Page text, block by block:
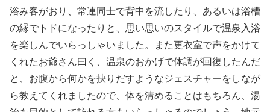
浴み客がおり、常連同士で背中を流したり、あるいは浴槽
の縁でトドになったりと、思い思いのスタイルで温泉入浴
を楽しんでいらっしゃいました。また更衣室で声をかけて
くれたお爺さん曰く、温泉のおかげで体調が回復したんだ
と、お腹から何かを抉りだすようなジェスチャーをしなが
ら教えてくれましたので、体を清めることはもちろん、湯